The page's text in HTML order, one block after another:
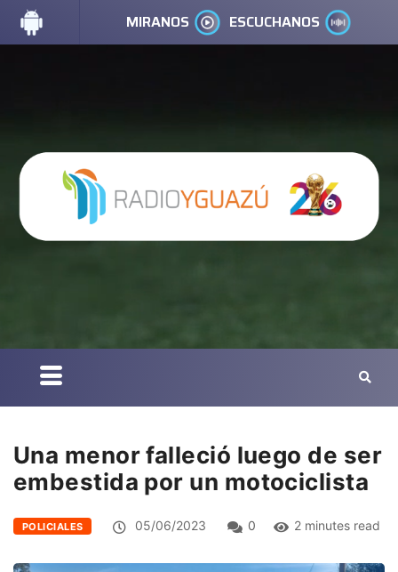
MIRANOS ESCUCHANOS
Una menor falleció luego de ser
embestida por un motociclista
POLICIALES 05/06/2023 0 2 minutes read